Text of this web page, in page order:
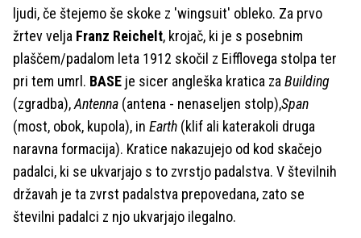
ljudi, če štejemo še skoke z 'wingsuit' obleko. Za prvo
žrtev velja Franz Reichelt, krojač, ki je s posebnim
plaščem/padalom leta 1912 skočil z Eifflovega stolpa ter
pri tem umrl. BASE je sicer angleška kratica za Building
(zgradba),Antenna (antena - nenaseljen stolp),Span
(most, obok, kupola), in Earth (klif ali katerakoli druga
naravna formacija). Kratice nakazujejo od kod skačejo
padalci, ki se ukvarjajo s to zvrstjo padalstva. V številnih
državah je ta zvrst padalstva prepovedana, zato se
številni padalci z njo ukvarjajo ilegalno.